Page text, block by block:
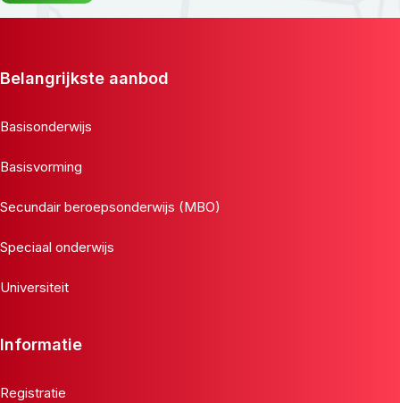
Belangrijkste aanbod
Basisonderwijs
Basisvorming
Secundair beroepsonderwijs (MBO)
Speciaal onderwijs
Universiteit
Informatie
Registratie